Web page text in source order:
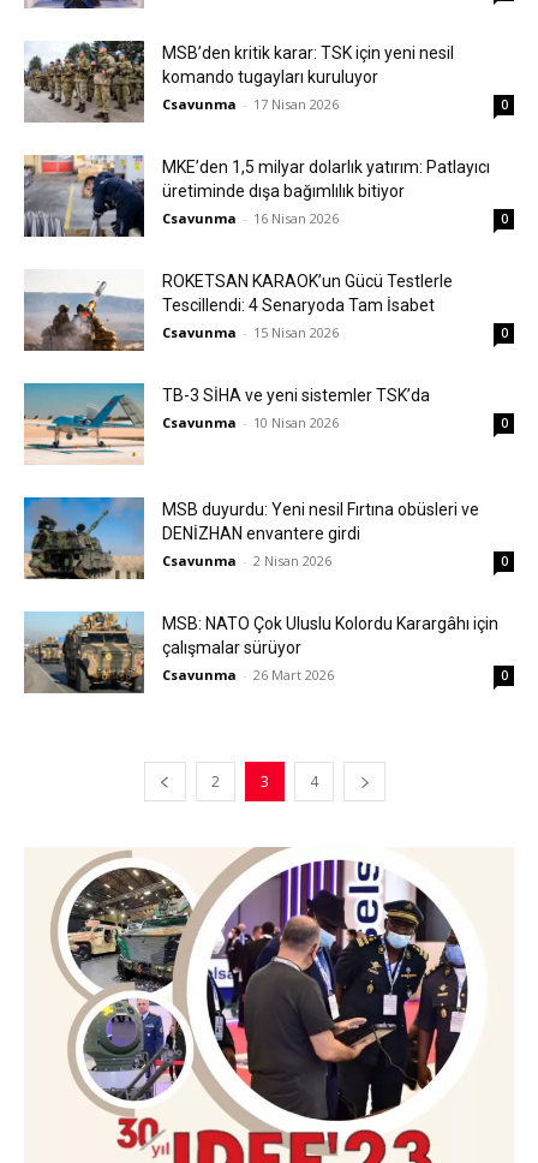
MSB’den kritik karar: TSK için yeni nesil
komando tugayları kuruluyor
Csavunma - 17 Nisan 2026 0
MKE’den 1,5 milyar dolarlık yatırım: Patlayıcı
üretiminde dışa bağımlılık bitiyor
Csavunma - 16 Nisan 2026 0
ROKETSAN KARAOK’un Gücü Testlerle
Tescillendi: 4 Senaryoda Tam İsabet
Csavunma - 15 Nisan 2026 0
TB-3 SİHA ve yeni sistemler TSK’da
Csavunma - 10 Nisan 2026 0
MSB duyurdu: Yeni nesil Fırtına obüsleri ve
DENİZHAN envantere girdi
Csavunma - 2 Nisan 2026 0
MSB: NATO Çok Uluslu Kolordu Karargâhı için
çalışmalar sürüyor
Csavunma - 26 Mart 2026 0
2 3 4